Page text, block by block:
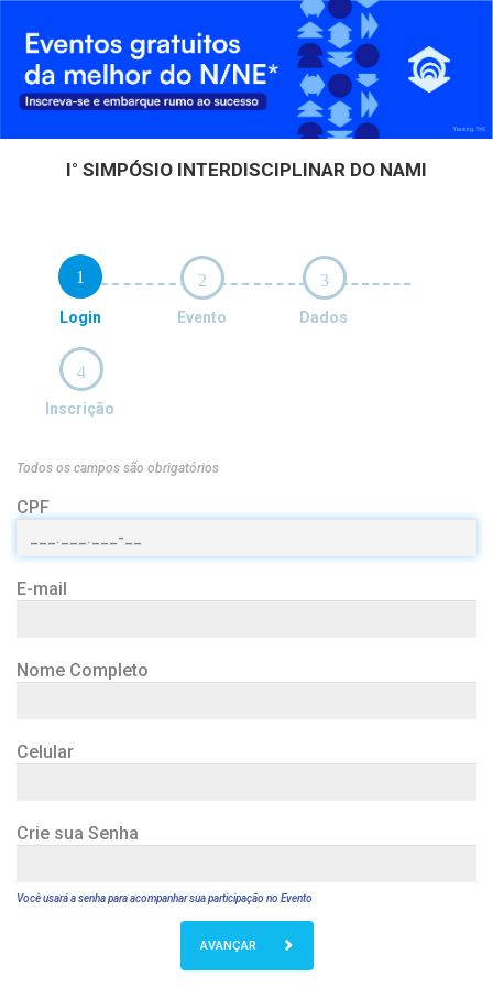
I° SIMPÓSIO INTERDISCIPLINAR DO NAMI
1
Login
2
Evento
3
Dados
4
Inscrição
Todos os campos são obrigatórios
CPF
E-mail
Nome Completo
Celular
Crie sua Senha
Você usará a senha para acompanhar sua participação no Evento
AVANÇAR